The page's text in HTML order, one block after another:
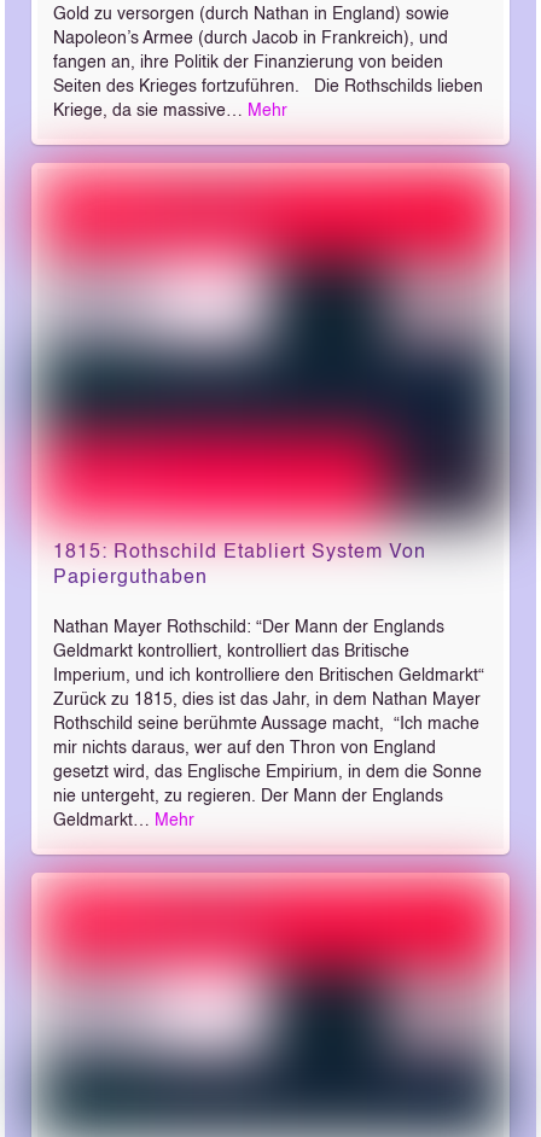
Gold zu versorgen (durch Nathan in England) sowie
Napoleon’s Armee (durch Jacob in Frankreich), und
fangen an, ihre Politik der Finanzierung von beiden
Seiten des Krieges fortzuführen. Die Rothschilds lieben
Kriege, da sie massive… Mehr
1815: Rothschild Etabliert System Von
Papierguthaben
Nathan Mayer Rothschild: “Der Mann der Englands
Geldmarkt kontrolliert, kontrolliert das Britische
Imperium, und ich kontrolliere den Britischen Geldmarkt“
Zurück zu 1815, dies ist das Jahr, in dem Nathan Mayer
Rothschild seine berühmte Aussage macht, “Ich mache
mir nichts daraus, wer auf den Thron von England
gesetzt wird, das Englische Empirium, in dem die Sonne
nie untergeht, zu regieren. Der Mann der Englands
Geldmarkt… Mehr